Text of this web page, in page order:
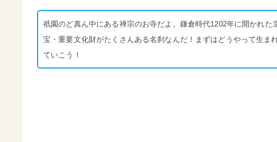
祇園のど真ん中にある禅宗のお寺だよ。鎌倉時代1202年に開かれた
宝・重要文化財がたくさんある名刹なんだ！まずはどうやって生ま
ていこう！